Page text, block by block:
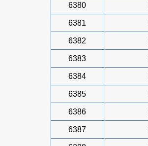
6380
6381
6382
6383
6384
6385
6386
6387